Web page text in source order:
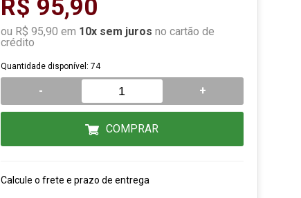
R$ 95,90
ou R$ 95,90 em 10x sem juros no cartão de
crédito
Quantidade disponível: 74
- +
COMPRAR
Calcule o frete e prazo de entrega